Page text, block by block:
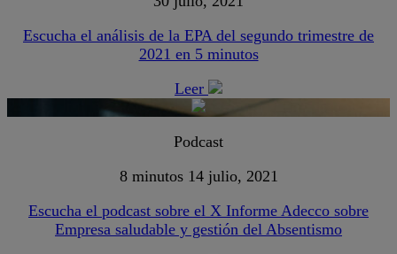
Escucha el análisis de la EPA del segundo trimestre de
2021 en 5 minutos
Leer
Podcast
8 minutos 14 julio, 2021
Escucha el podcast sobre el X Informe Adecco sobre
Empresa saludable y gestión del Absentismo